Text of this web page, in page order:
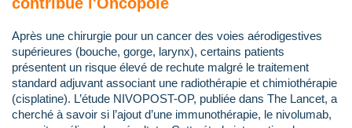
Après une chirurgie pour un cancer des voies aérodigestives
supérieures (bouche, gorge, larynx), certains patients
présentent un risque élevé de rechute malgré le traitement
standard adjuvant associant une radiothérapie et chimiothérapie
(cisplatine). L’étude NIVOPOST-OP, publiée dans The Lancet, a
cherché à savoir si l’ajout d’une immunothérapie, le nivolumab,